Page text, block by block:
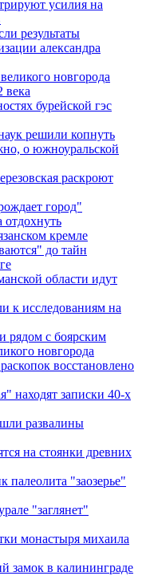
усилия на
результаты
александра
новгорода
века
бурейской гэс
решили копнуть
о южноуральской
раскроют
город"
отдохнуть
кремле
до тайн
области идут
к исследованиям на
рядом с боярским
новгорода
восстановлено
находят записки 40-х
развалины
на стоянки древних
палеолита "заозерье"
"заглянет"
монастыря михаила
замок в калининграде